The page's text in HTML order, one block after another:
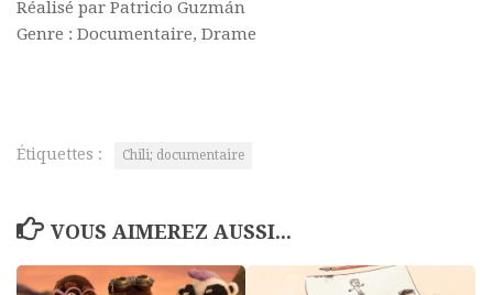
Réalisé par Patricio Guzmán
Genre : Documentaire, Drame
Étiquettes : Chili; documentaire
VOUS AIMEREZ AUSSI...